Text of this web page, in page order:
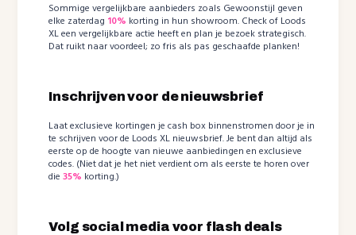
Sommige vergelijkbare aanbieders zoals Gewoonstijl geven
elke zaterdag 10% korting in hun showroom. Check of Loods
XL een vergelijkbare actie heeft en plan je bezoek strategisch.
Dat ruikt naar voordeel; zo fris als pas geschaafde planken!
Inschrijven voor de nieuwsbrief
Laat exclusieve kortingen je cash box binnenstromen door je in
te schrijven voor de Loods XL nieuwsbrief. Je bent dan altijd als
eerste op de hoogte van nieuwe aanbiedingen en exclusieve
codes. (Niet dat je het niet verdient om als eerste te horen over
die35% korting.)
Volg social media voor flash deals